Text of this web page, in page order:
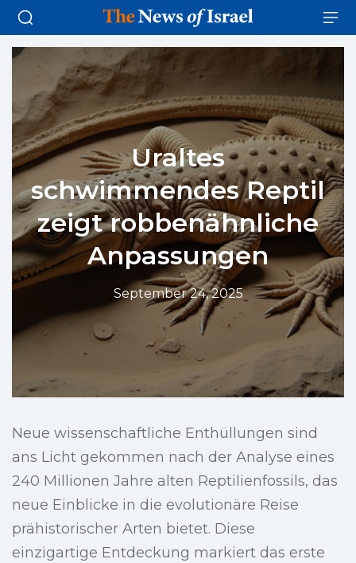
Uraltes
schwimmendes Reptil
zeigt robbenähnliche
Anpassungen
September 24, 2025
Neue wissenschaftliche Enthüllungen sind
ans Licht gekommen nach der Analyse eines
240 Millionen Jahre alten Reptilienfossils, das
neue Einblicke in die evolutionäre Reise
prähistorischer Arten bietet. Diese
einzigartige Entdeckung markiert das erste